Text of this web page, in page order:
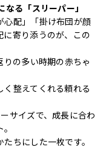
る「スリーパー」
心配」「掛け布団が顔
に寄り添うのが、この
の多い時期の赤ちゃ
整えてくれる頼れる
サイズで、成長に合わ
ちにした一枚です。